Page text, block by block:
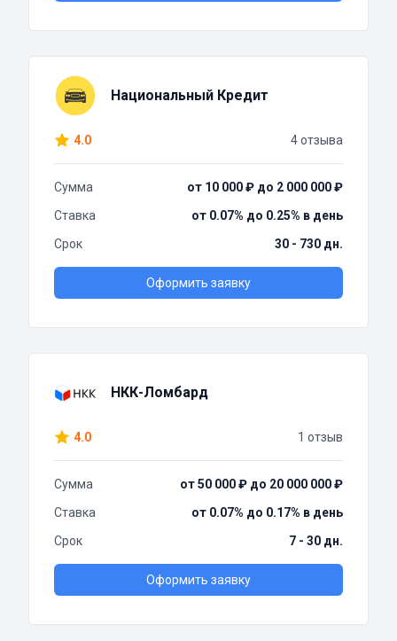
Национальный Кредит
4.0 4 отзыва
Сумма
от 10 000 ₽ до 2 000 000 ₽
Ставка
от 0.07% до 0.25% в день
Срок
30 - 730 дн.
Оформить заявку
НКК-Ломбард
4.0 1 отзыв
Сумма
от 50 000 ₽ до 20 000 000 ₽
Ставка
от 0.07% до 0.17% в день
Срок
7 - 30 дн.
Оформить заявку